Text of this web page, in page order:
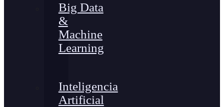
Big Data
&
Machine
Learning
Inteligencia
Artificial